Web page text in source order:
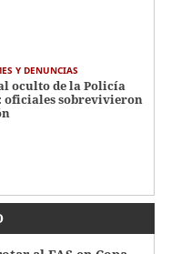
Y DENUNCIAS
oculto de la Policía
oficiales sobrevivieron